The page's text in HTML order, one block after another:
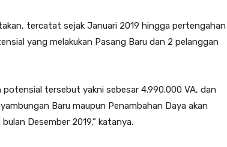
tercatat sejak Januari 2019 hingga pertengahan
yang melakukan Pasang Baru dan 2 pelanggan
tersebut yakni sebesar 4.990.000 VA, dan
Baru maupun Penambahan Daya akan
Desember 2019,” katanya.